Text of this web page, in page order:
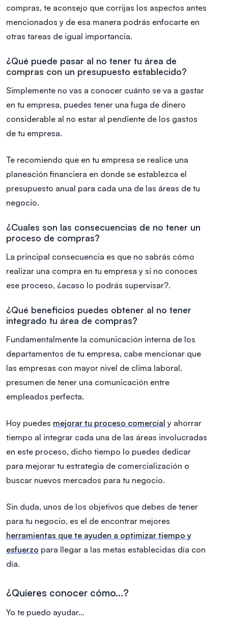
compras, te aconsejo que corrijas los aspectos antes
mencionados y de esa manera podrás enfocarte en
otras tareas de igual importancia.
¿Qué puede pasar al no tener tu área de
compras con un presupuesto establecido?
Simplemente no vas a conocer cuánto se va a gastar
en tu empresa, puedes tener una fuga de dinero
considerable al no estar al pendiente de los gastos
de tu empresa.
Te recomiendo que en tu empresa se realice una
planeación financiera en donde se establezca el
presupuesto anual para cada una de las áreas de tu
negocio.
¿Cuales son las consecuencias de no tener un
proceso de compras?
La principal consecuencia es que no sabrás cómo
realizar una compra en tu empresa y si no conoces
ese proceso, ¿acaso lo podrás supervisar?.
¿Qué beneficios puedes obtener al no tener
integrado tu área de compras?
Fundamentalmente la comunicación interna de los
departamentos de tu empresa, cabe mencionar que
las empresas con mayor nivel de clima laboral,
presumen de tener una comunicación entre
empleados perfecta.
Hoy puedes mejorar tu proceso comercial y ahorrar
tiempo al integrar cada una de las áreas involucradas
en este proceso, dicho tiempo lo puedes dedicar
para mejorar tu estrategia de comercialización o
buscar nuevos mercados para tu negocio.
Sin duda, unos de los objetivos que debes de tener
para tu negocio, es el de encontrar mejores
herramientas que te ayuden a optimizar tiempo y
esfuerzo para llegar a las metas establecidas día con
día.
¿Quieres conocer cómo…?
Yo te puedo ayudar…